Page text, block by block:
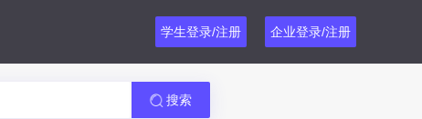
学生登录/注册 企业登录/注册
搜索